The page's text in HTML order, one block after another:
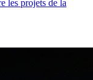
les projets de la